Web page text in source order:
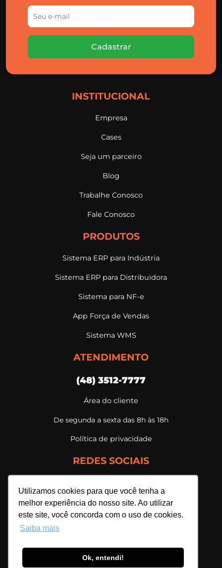
Utilizamos cookies para que você tenha a
melhor experiência do nosso site. Ao utilizar
este site, você concorda com o uso de cookies.
Saiba mais
Ok, entendi!
Cadastrar
INSTITUCIONAL
Empresa
Cases
Seja um parceiro
Blog
Trabalhe Conosco
Fale Conosco
PRODUTOS
Sistema ERP para Indústria
Sistema ERP para Distribuidora
Sistema para NF-e
App Força de Vendas
Sistema WMS
ATENDIMENTO
(48) 3512-7777
Área do cliente
De segunda a sexta das 8h às 18h
Política de privacidade
REDES SOCIAIS